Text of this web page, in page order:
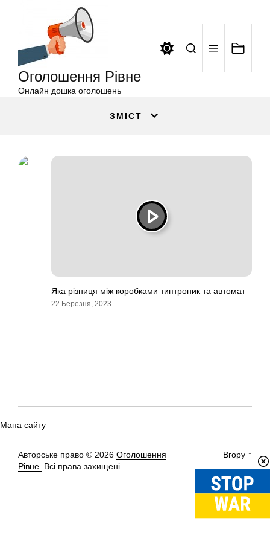
Оголошення Рівне
Онлайн дошка оголошень
ЗМІСТ
Яка різниця між коробками типтроник та автомат
22 Березня, 2023
Мапа сайту
Авторське право © 2026 Оголошення
Рівне. Всі права захищені.
Вгору ↑